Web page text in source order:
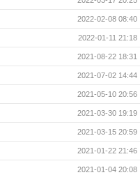
2022-02-08 08:40
2022-01-11 21:18
2021-08-22 18:31
2021-07-02 14:44
2021-05-10 20:56
2021-03-30 19:19
2021-03-15 20:59
2021-01-22 21:46
2021-01-04 20:08